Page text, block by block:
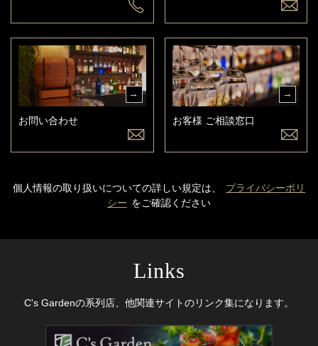
お問い合わせ お客様 ご相談窓口
個人情報の取り扱いについての詳しい規定は、
プライバシーポリ
シー をご確認ください
Links
C's Gardenの系列店、他関連サイトのリンク集になります。